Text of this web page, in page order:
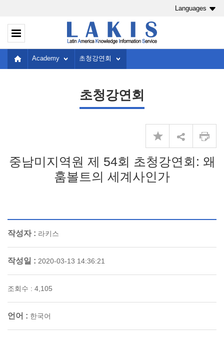
Languages
Academy 초청강연회
초청강연회
중남미지역원 제 54회 초청강연회: 왜
훔볼트의 세계사인가
작성자 : 라키스
작성일 : 2020-03-13 14:36:21
조회수 : 4,105
언어 : 한국어